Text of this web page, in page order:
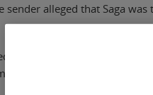
sender alleged that Saga was
Until now. A sack with a
tree in the forest.